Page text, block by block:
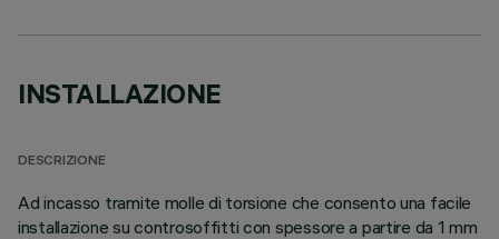
INSTALLAZIONE
DESCRIZIONE
Ad incasso tramite molle di torsione che consento una facile
installazione su controsoffitti con spessore a partire da 1 mm